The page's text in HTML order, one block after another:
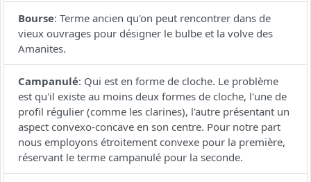
Bourse: Terme ancien qu'on peut rencontrer dans de
vieux ouvrages pour désigner le bulbe et la volve des
Amanites.
Campanulé: Qui est en forme de cloche. Le problème
est qu'il existe au moins deux formes de cloche, l'une de
profil régulier (comme les clarines), l'autre présentant un
aspect convexo-concave en son centre. Pour notre part
nous employons étroitement convexe pour la première,
réservant le terme campanulé pour la seconde.